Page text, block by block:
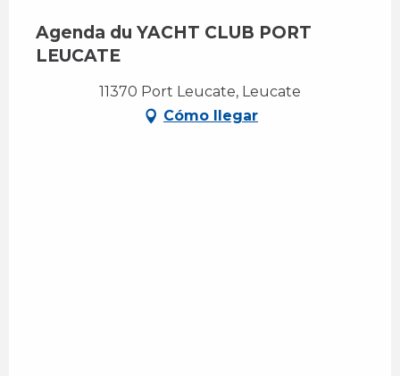
Agenda du YACHT CLUB PORT
LEUCATE
11370 Port Leucate, Leucate
Cómo llegar